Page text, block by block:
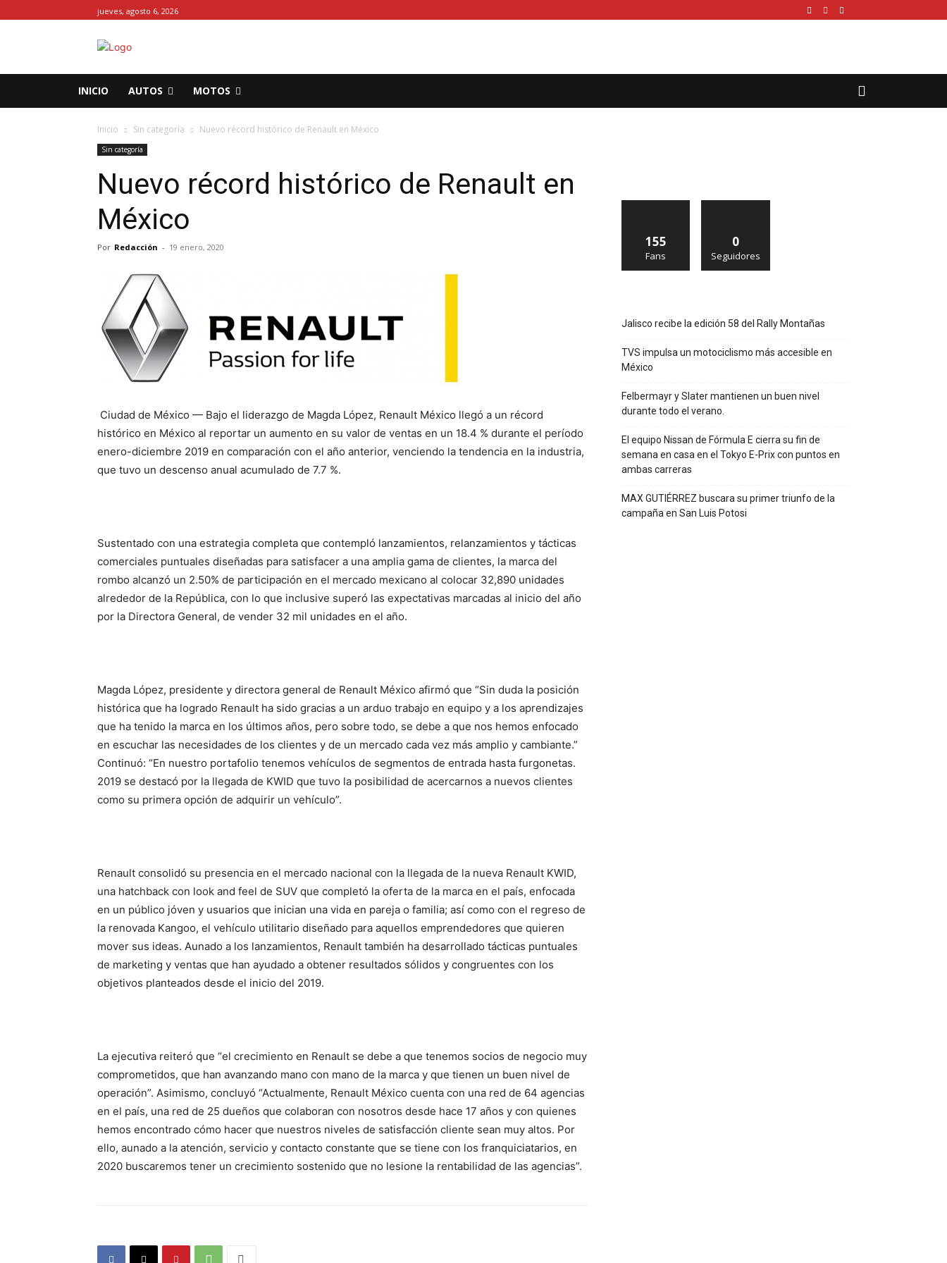
jueves, agosto 6, 2026
INICIO AUTOS MOTOS
Inicio Sin categoría Nuevo récord histórico de Renault en México
Sin categoría
Nuevo récord histórico de Renault en
México
Por Redacción - 19 enero, 2020
Ciudad de México — Bajo el liderazgo de Magda López, Renault México llegó a un récord
histórico en México al reportar un aumento en su valor de ventas en un 18.4 % durante el período
enero-diciembre 2019 en comparación con el año anterior, venciendo la tendencia en la industria,
que tuvo un descenso anual acumulado de 7.7 %.
Sustentado con una estrategia completa que contempló lanzamientos, relanzamientos y tácticas
comerciales puntuales diseñadas para satisfacer a una amplia gama de clientes, la marca del
rombo alcanzó un 2.50% de participación en el mercado mexicano al colocar 32,890 unidades
alrededor de la República, con lo que inclusive superó las expectativas marcadas al inicio del año
por la Directora General, de vender 32 mil unidades en el año.
Magda López, presidente y directora general de Renault México afirmó que “Sin duda la posición
histórica que ha logrado Renault ha sido gracias a un arduo trabajo en equipo y a los aprendizajes
que ha tenido la marca en los últimos años, pero sobre todo, se debe a que nos hemos enfocado
en escuchar las necesidades de los clientes y de un mercado cada vez más amplio y cambiante.”
Continuó: “En nuestro portafolio tenemos vehículos de segmentos de entrada hasta furgonetas.
2019 se destacó por la llegada de KWID que tuvo la posibilidad de acercarnos a nuevos clientes
como su primera opción de adquirir un vehículo”.
Renault consolidó su presencia en el mercado nacional con la llegada de la nueva Renault KWID,
una hatchback con look and feel de SUV que completó la oferta de la marca en el país, enfocada
en un público jóven y usuarios que inician una vida en pareja o familia; así como con el regreso de
la renovada Kangoo, el vehículo utilitario diseñado para aquellos emprendedores que quieren
mover sus ideas. Aunado a los lanzamientos, Renault también ha desarrollado tácticas puntuales
de marketing y ventas que han ayudado a obtener resultados sólidos y congruentes con los
objetivos planteados desde el inicio del 2019.
La ejecutiva reiteró que “el crecimiento en Renault se debe a que tenemos socios de negocio muy
comprometidos, que han avanzando mano con mano de la marca y que tienen un buen nivel de
operación”. Asimismo, concluyó “Actualmente, Renault México cuenta con una red de 64 agencias
en el país, una red de 25 dueños que colaboran con nosotros desde hace 17 años y con quienes
hemos encontrado cómo hacer que nuestros niveles de satisfacción cliente sean muy altos. Por
ello, aunado a la atención, servicio y contacto constante que se tiene con los franquiciatarios, en
2020 buscaremos tener un crecimiento sostenido que no lesione la rentabilidad de las agencias”.
155
Fans
0
Seguidores
Jalisco recibe la edición 58 del Rally Montañas
TVS impulsa un motociclismo más accesible en
México
Felbermayr y Slater mantienen un buen nivel
durante todo el verano.
El equipo Nissan de Fórmula E cierra su fin de
semana en casa en el Tokyo E-Prix con puntos en
ambas carreras
MAX GUTIÉRREZ buscara su primer triunfo de la
campaña en San Luis Potosi